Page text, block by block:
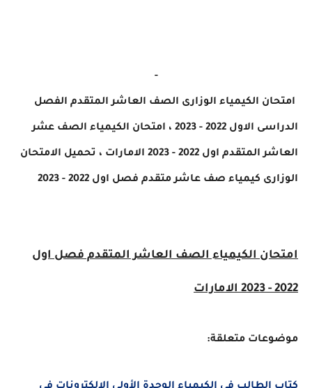
الكيمياء الوزارى الصف العاشر المتقدم الفصل
الدراسى الاول 2022 - 2023 ، امتحان الكيمياء الصف عشر
اول 2022 - 2023 الامارات ، تحميل الامتحان
كيمياء صف عاشر متقدم فصل اول 2022 - 2023
الكيمياء الصف العاشر المتقدم فصل اول
متعلقة: